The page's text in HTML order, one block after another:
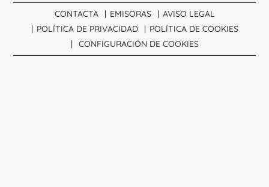
CONTACTA EMISORAS
AVISO LEGAL
POLÍTICA DE PRIVACIDAD
POLÍTICA DE COOKIES
CONFIGURACIÓN DE COOKIES